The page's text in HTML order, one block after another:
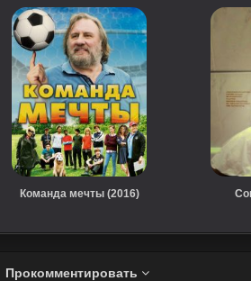
Команда мечты (2016)
Прокомментировать